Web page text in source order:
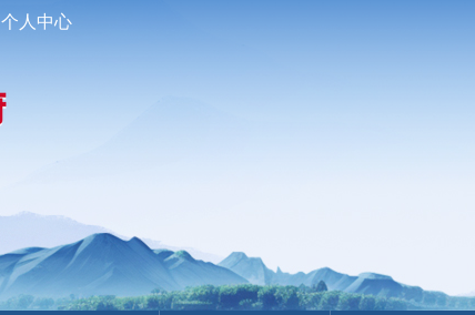
个人中心